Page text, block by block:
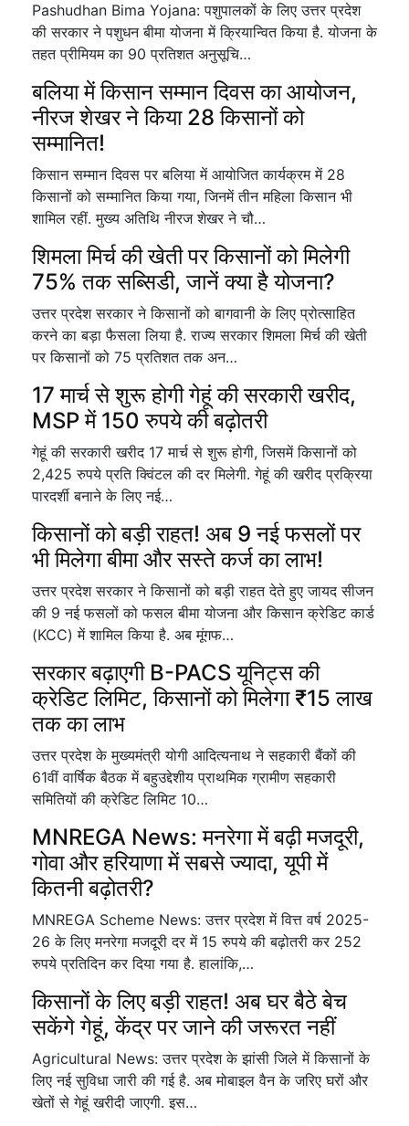
Pashudhan Bima Yojana: पशुपालकों के लिए उत्तर प्रदेश
की सरकार ने पशुधन बीमा योजना में क्रियान्वित किया है. योजना के
तहत प्रीमियम का 90 प्रतिशत अनुसूचि…
बलिया में किसान सम्मान दिवस का आयोजन,
नीरज शेखर ने किया 28 किसानों को
सम्मानित!
किसान सम्मान दिवस पर बलिया में आयोजित कार्यक्रम में 28
किसानों को सम्मानित किया गया, जिनमें तीन महिला किसान भी
शामिल रहीं. मुख्य अतिथि नीरज शेखर ने चौ…
शिमला मिर्च की खेती पर किसानों को मिलेगी
75% तक सब्सिडी, जानें क्या है योजना?
उत्तर प्रदेश सरकार ने किसानों को बागवानी के लिए प्रोत्साहित
करने का बड़ा फैसला लिया है. राज्य सरकार शिमला मिर्च की खेती
पर किसानों को 75 प्रतिशत तक अन…
17 मार्च से शुरू होगी गेहूं की सरकारी खरीद,
MSP में 150 रुपये की बढ़ोतरी
गेहूं की सरकारी खरीद 17 मार्च से शुरू होगी, जिसमें किसानों को
2,425 रुपये प्रति क्विंटल की दर मिलेगी. गेहूं की खरीद प्रक्रिया
पारदर्शी बनाने के लिए नई…
किसानों को बड़ी राहत! अब 9 नई फसलों पर
भी मिलेगा बीमा और सस्ते कर्ज का लाभ!
उत्तर प्रदेश सरकार ने किसानों को बड़ी राहत देते हुए जायद सीजन
की 9 नई फसलों को फसल बीमा योजना और किसान क्रेडिट कार्ड
(KCC) में शामिल किया है. अब मूंगफ…
सरकार बढ़ाएगी B-PACS यूनिट्स की
क्रेडिट लिमिट, किसानों को मिलेगा ₹15 लाख
तक का लाभ
उत्तर प्रदेश के मुख्यमंत्री योगी आदित्यनाथ ने सहकारी बैंकों की
61वीं वार्षिक बैठक में बहुउद्देशीय प्राथमिक ग्रामीण सहकारी
समितियों की क्रेडिट लिमिट 10…
MNREGA News: मनरेगा में बढ़ी मजदूरी,
गोवा और हरियाणा में सबसे ज्यादा, यूपी में
कितनी बढ़ोतरी?
MNREGA Scheme News: उत्तर प्रदेश में वित्त वर्ष 2025-
26 के लिए मनरेगा मजदूरी दर में 15 रुपये की बढ़ोतरी कर 252
रुपये प्रतिदिन कर दिया गया है. हालांकि,…
किसानों के लिए बड़ी राहत! अब घर बैठे बेच
सकेंगे गेहूं, केंद्र पर जाने की जरूरत नहीं
Agricultural News: उत्तर प्रदेश के झांसी जिले में किसानों के
लिए नई सुविधा जारी की गई है. अब मोबाइल वैन के जरिए घरों और
खेतों से गेहूं खरीदी जाएगी. इस…